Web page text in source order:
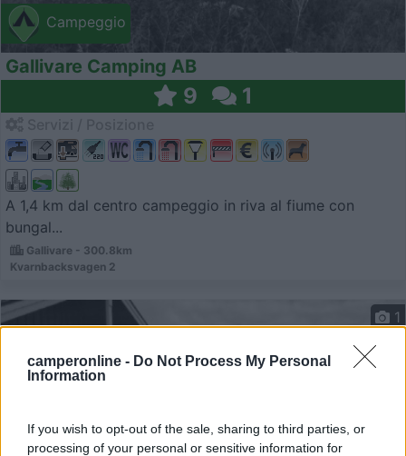
camperonline - Do Not Process My Personal
Information
If you wish to opt-out of the sale, sharing to third parties, or
processing of your personal or sensitive information for
Campeggio
Gallivare Camping AB
9 1
A 1,4 km dal centro campeggio in riva al fiume con
bungal...
Gallivare - 300.8km
Kvarnbacksvagen 2
1